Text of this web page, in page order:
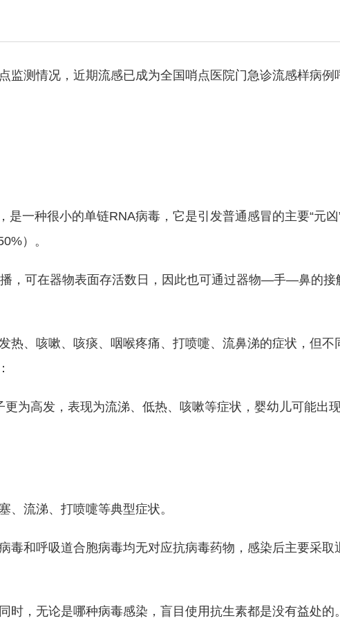
测情况，近期流感已成为全国哨点医院门急诊流感样病例
一种很小的单链RNA病毒，它是引发普通感冒的主要“元凶
）。
，可在器物表面存活数日，因此也可通过器物—手—鼻的接
、咳嗽、咳痰、咽喉疼痛、打喷嚏、流鼻涕的症状，但不
为高发，表现为流涕、低热、咳嗽等症状，婴幼儿可能出
流涕、打喷嚏等典型症状。
和呼吸道合胞病毒均无对应抗病毒药物，感染后主要采取
，无论是哪种病毒感染，盲目使用抗生素都是没有益处的。